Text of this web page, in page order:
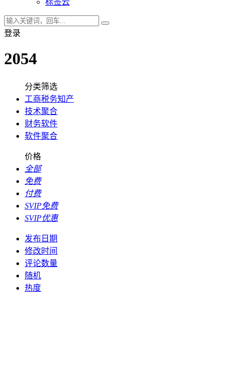
标签云
登录
2054
分类筛选
工商税务知产
技术聚合
财务软件
软件聚合
价格
全部
免费
付费
SVIP免费
SVIP优惠
发布日期
修改时间
评论数量
随机
热度